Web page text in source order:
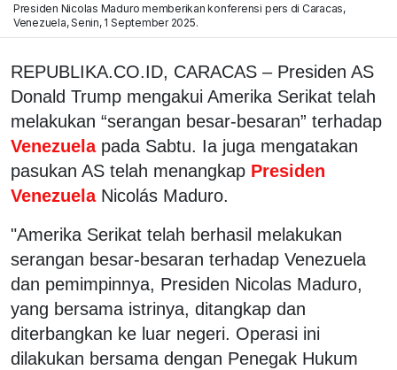
Presiden Nicolas Maduro memberikan konferensi pers di Caracas,
Venezuela, Senin, 1 September 2025.
REPUBLIKA.CO.ID, CARACAS – Presiden AS
Donald Trump mengakui Amerika Serikat telah
melakukan “serangan besar-besaran” terhadap
Venezuela pada Sabtu. Ia juga mengatakan
pasukan AS telah menangkap Presiden
Venezuela Nicolás Maduro.
"Amerika Serikat telah berhasil melakukan
serangan besar-besaran terhadap Venezuela
dan pemimpinnya, Presiden Nicolas Maduro,
yang bersama istrinya, ditangkap dan
diterbangkan ke luar negeri. Operasi ini
dilakukan bersama dengan Penegak Hukum